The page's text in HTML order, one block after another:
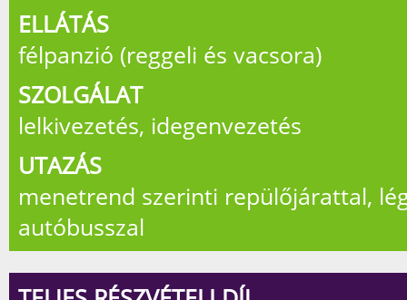
ELLÁTÁS
félpanzió (reggeli és vacsora)
SZOLGÁLAT
lelkivezetés, idegenvezetés
UTAZÁS
menetrend szerinti repülőjárattal,
autóbusszal